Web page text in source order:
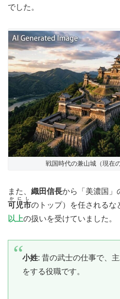
でした。
戦国時代の兼山城（現在
​また、 織田信長から「美濃国」
可児市
かにし
のトップ）を任されるな
以上の扱いを受けていました。
小姓: 昔の武士の仕事で、
をする役職です。